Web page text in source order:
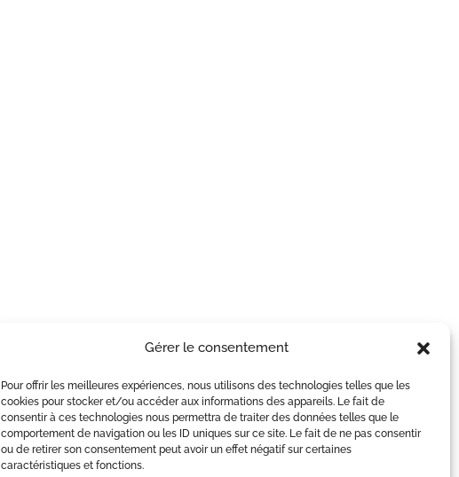
Gérer le consentement
Pour offrir les meilleures expériences, nous utilisons des technologies telles que les
cookies pour stocker et/ou accéder aux informations des appareils. Le fait de
consentir à ces technologies nous permettra de traiter des données telles que le
comportement de navigation ou les ID uniques sur ce site. Le fait de ne pas consentir
ou de retirer son consentement peut avoir un effet négatif sur certaines
caractéristiques et fonctions.